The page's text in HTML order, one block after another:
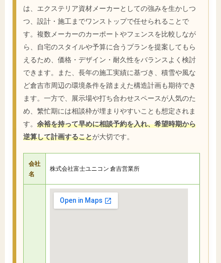
は、エクステリア資材メーカーとしての強みを生かしつ
つ、設計・施工までワンストップで任せられることで
す。複数メーカーのカーポートやフェンスを比較しなが
ら、自宅のスタイルや予算に合うプランを提案してもら
えるため、価格・デザイン・耐久性をバランスよく検討
できます。また、長年の施工実績に基づき、積雪や風な
ど倉吉市周辺の環境条件を踏まえた構造計画も期待でき
ます。一方で、展示場や打ち合わせスペースが人気のた
め、繁忙期には相談枠が埋まりやすいことも想定されま
す。 余裕を持って早めに相談予約を入れ、希望時期から
逆算して計画することが大切です。
会社
名
株式会社富士ユニコン 倉吉営業所